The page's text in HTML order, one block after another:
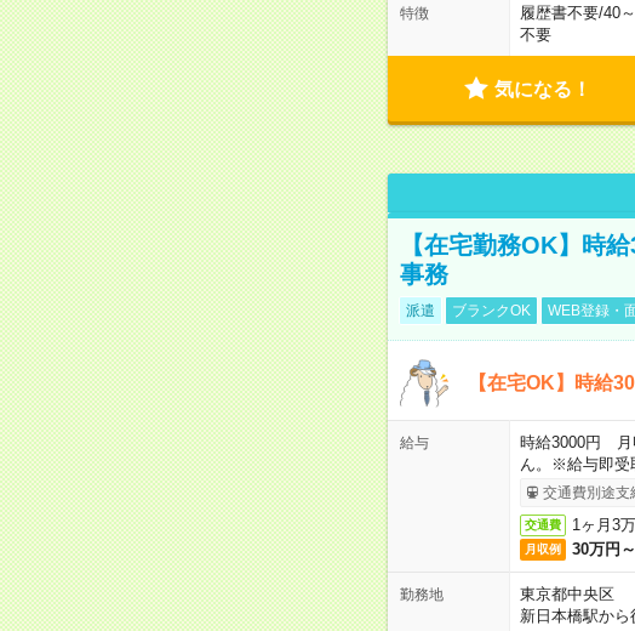
特徴 履歴書不要/40
不要
気になる！
【在宅勤務OK】時
事務
派遣 ブランクOK WEB登録・
【在宅OK】時給
給与
時給3000円 月
ん。※給与即受
交通費別途支
交通費 1ヶ月3
月収例 30万円～
勤務地
東京都中央区
新日本橋駅から